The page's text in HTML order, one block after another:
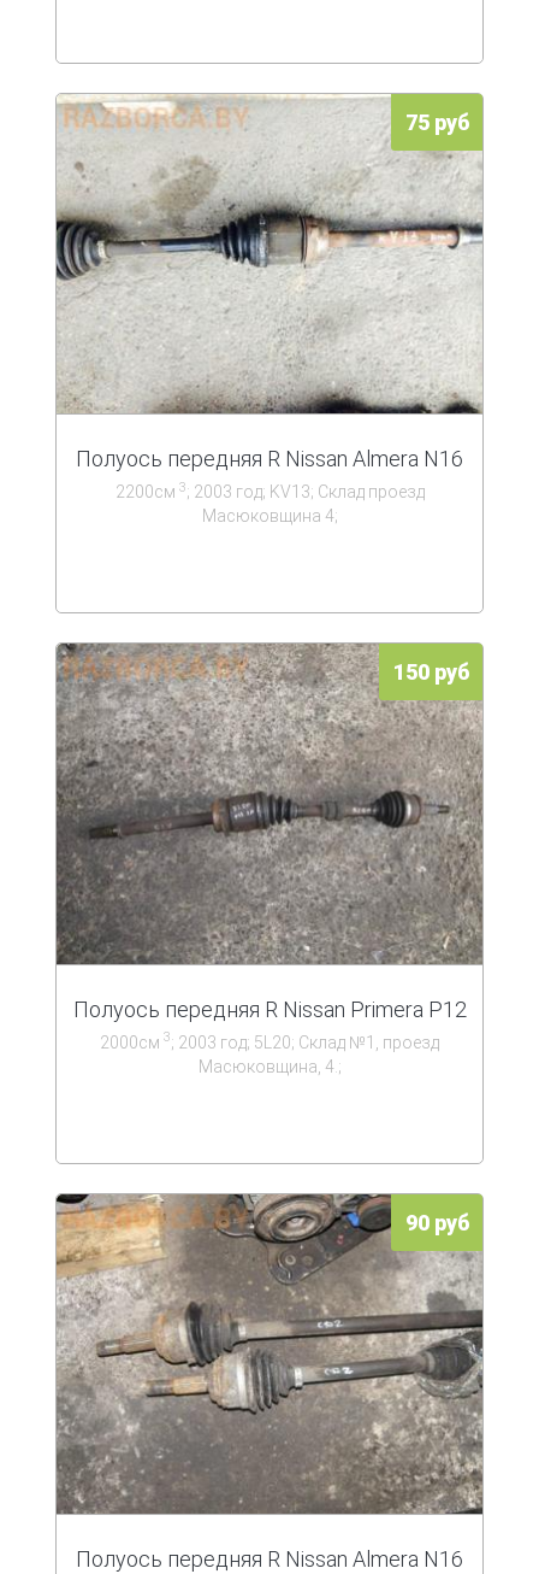
75 руб
Полуось передняя R Nissan Almera N16
2200см 3; 2003 год; KV13; Склад проезд
Масюковщина 4;
150 руб
Полуось передняя R Nissan Primera P12
2000см 3; 2003 год; 5L20; Склад №1, проезд
Масюковщина, 4.;
90 руб
Полуось передняя R Nissan Almera N16